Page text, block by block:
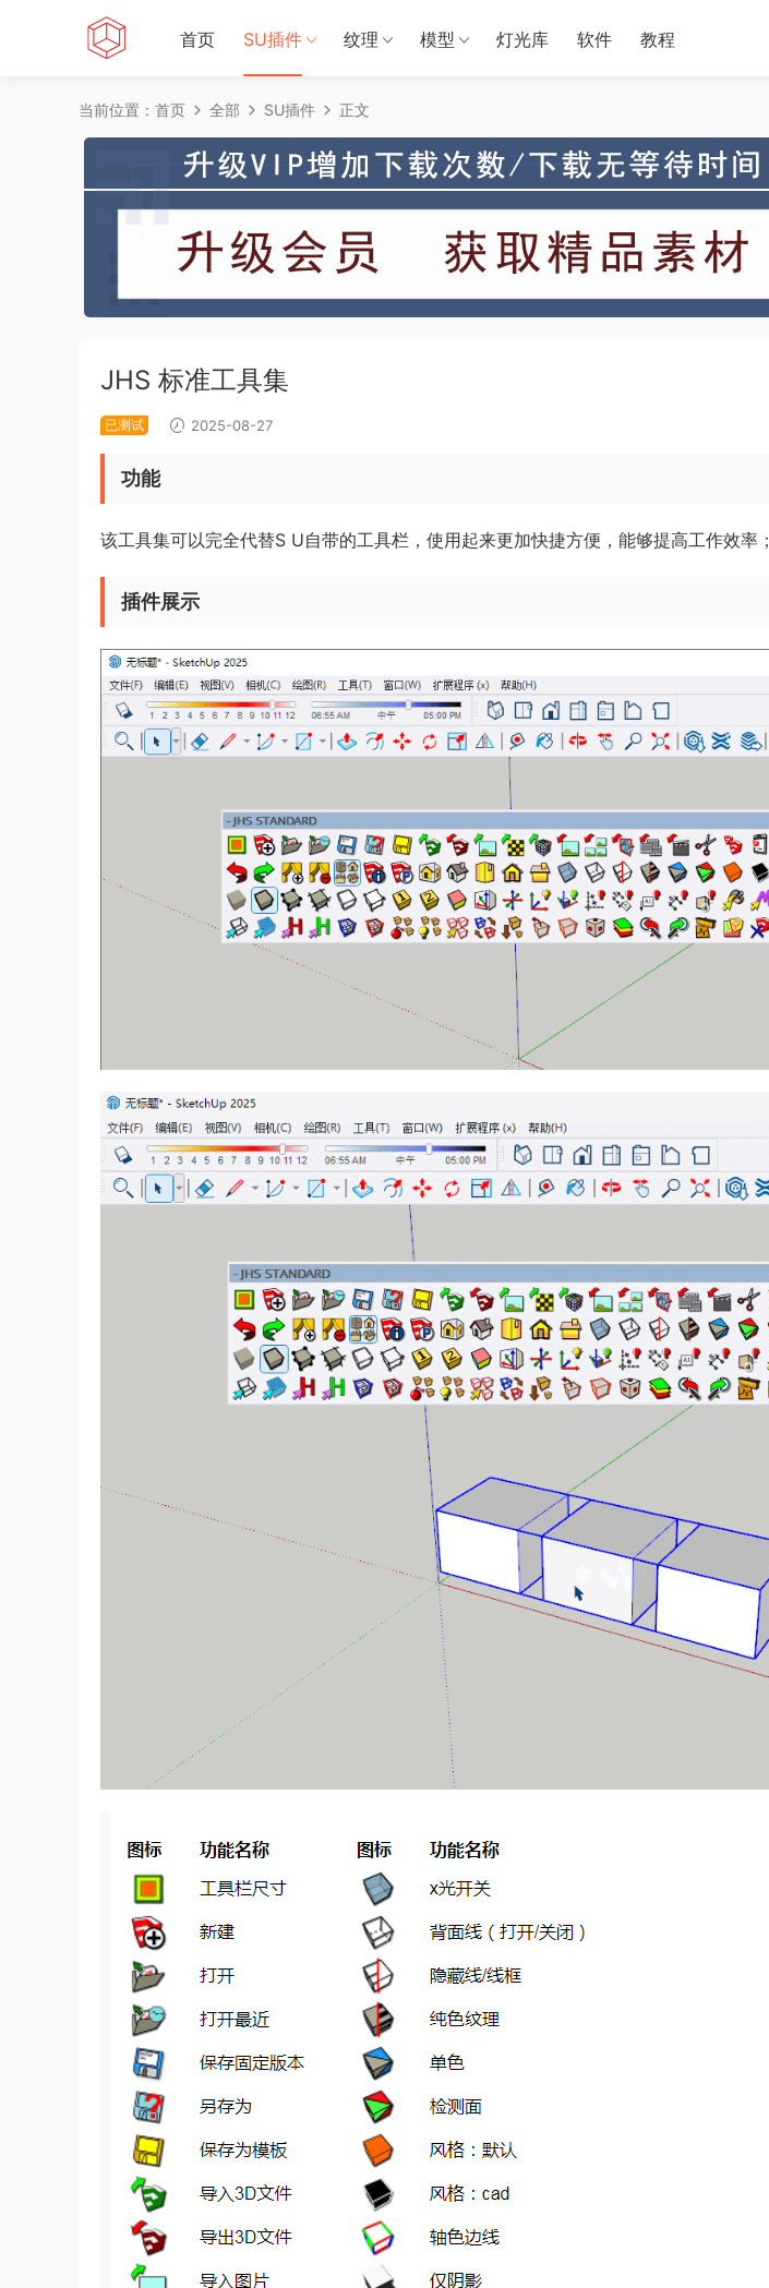
首页 SU插件 纹理 模型 灯光库 软件 教程
当前位置： 首页 全部 SU插件 正文
JHS 标准工具集
已测试 2025-08-27
功能
该工具集可以完全代替S U自带的工具栏，使用起来更加快捷方便，能够提高工作效率；
插件展示